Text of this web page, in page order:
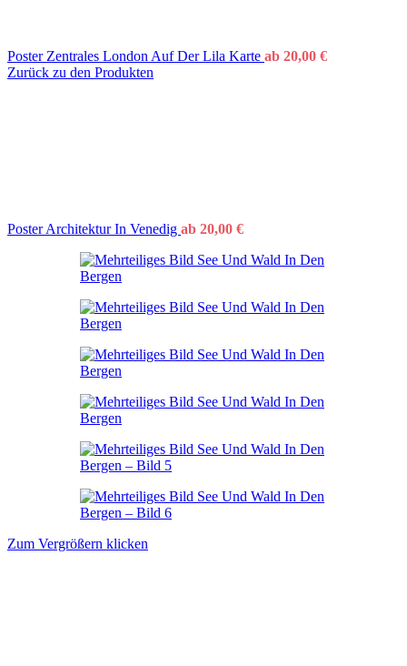
Poster Zentrales London Auf Der Lila Karte ab 20,00 €
Zurück zu den Produkten
Poster Architektur In Venedig ab 20,00 €
Zum Vergrößern klicken